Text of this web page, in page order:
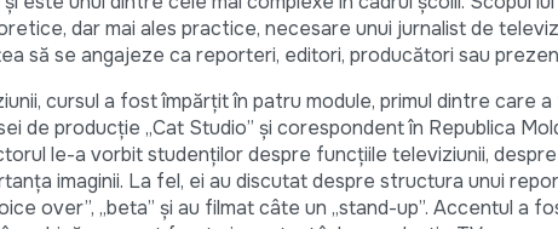
dar mai ales practice, necesare unui jurnalist de
să se angajeze ca reporteri, editori, producători sau
cursul a fost împărțit în patru module, primul dintre care
de producție „Cat Studio” și corespondent în Republica
le-a vorbit studenților despre funcțiile televiziunii,
imaginii. La fel, ei au discutat despre structura unui
over”, „beta” și au filmat câte un „stand-up”. Accentul a